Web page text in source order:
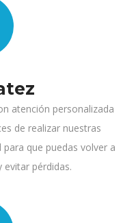
atención personalizada
de realizar nuestras
que puedas volver a
evitar pérdidas.